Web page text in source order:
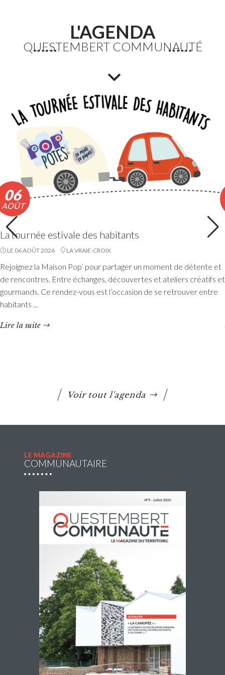
Etang du Moulin Neuf : baignade interdite
nautiques. La consommation de poissons pêchés est
Lire la suite
Accueils de loisirs : Ouverture des
réservations des mercredis de septembre à
décembre 2026
Les réservations des mercredis aux accueils de loisirs de
décembre 2026, sont ouvertes à partir du 20 juillet 2026
Navette estivale : une escapade à Damgan ou
à Rochefort-en-Terre pour 2€ l’A/R
Questembert Communauté propose une navette du jeudi
2 juillet au jeudi 27 août 2026 afin de compléter l’offre de
transport en commun pour profiter de sorties et loisirs
pendant la […]
Lire la suite
L'AGENDA
QUESTEMBERT COMMUNAUTÉ
06
AOÛT
La tournée estivale des habitants
LE 06 AOÛT 2026 LA VRAIE-CROIX
Rejoignez la Maison Pop’ pour partager un moment de détente et
de rencontres. Entre échanges, découvertes et ateliers créatifs et
gourmands. Ce rendez-vous est l’occasion de se retrouver entre
habitants ...
Lire la suite
Voir tout l'agenda
LE MAGAZINE
COMMUNAUTAIRE